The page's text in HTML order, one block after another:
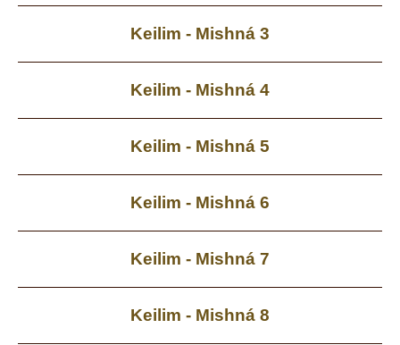
Keilim - Mishná 3
Keilim - Mishná 4
Keilim - Mishná 5
Keilim - Mishná 6
Keilim - Mishná 7
Keilim - Mishná 8